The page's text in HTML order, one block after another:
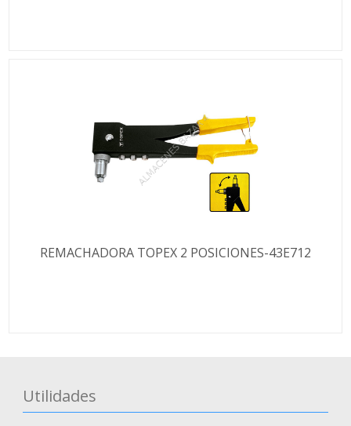
REMACHADORA TOPEX 2 POSICIONES-43E712
Utilidades